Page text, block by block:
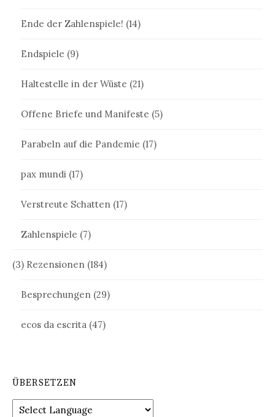
Ende der Zahlenspiele! (14)
Endspiele (9)
Haltestelle in der Wüste (21)
Offene Briefe und Manifeste (5)
Parabeln auf die Pandemie (17)
pax mundi (17)
Verstreute Schatten (17)
Zahlenspiele (7)
(3) Rezensionen (184)
Besprechungen (29)
ecos da escrita (47)
ÜBERSETZEN